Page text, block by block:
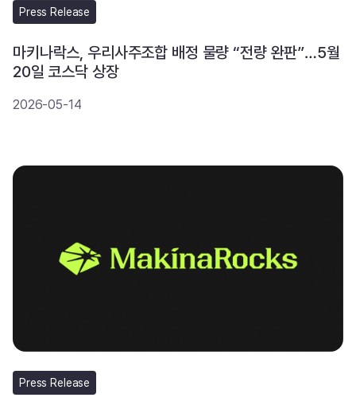
Press Release
마키나락스, 우리사주조합 배정 물량 “전량 완판”…5월
20일 코스닥 상장
2026-05-14
Press Release